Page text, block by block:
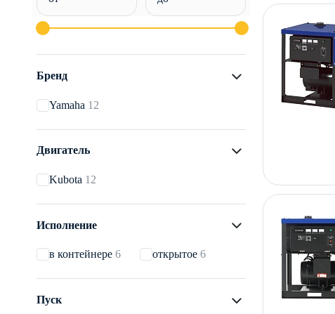
Бренд
Yamaha 12
Двигатель
Kubota 12
Исполнение
в контейнере 6 открытое 6
Пуск